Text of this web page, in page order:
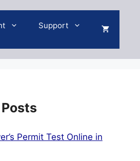
Support
Permit Test Online in